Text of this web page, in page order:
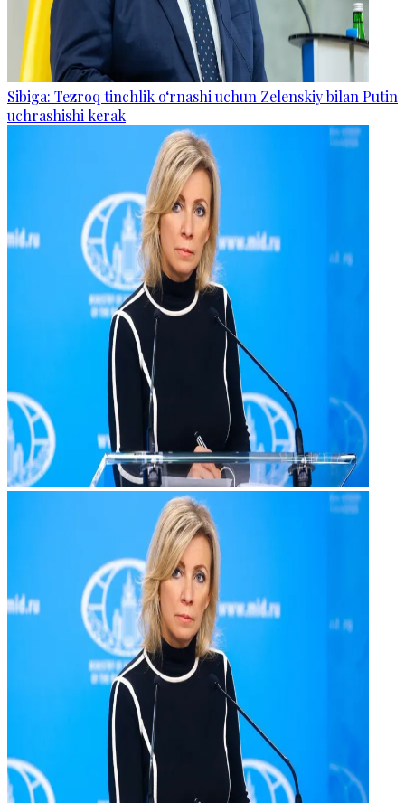
Sibiga: Tezroq tinchlik o‘rnashi uchun Zelenskiy bilan Putin
uchrashishi kerak